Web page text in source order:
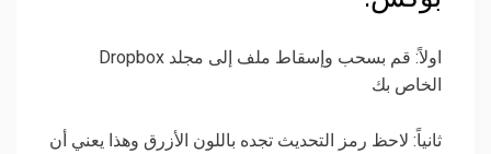
اولاً: قم بسحب وإسقاط ملف إلى مجلد Dropbox
الخاص بك
ثانياً: لاحظ رمز التحديث تجده باللون الأزرق وهذا يعني أن